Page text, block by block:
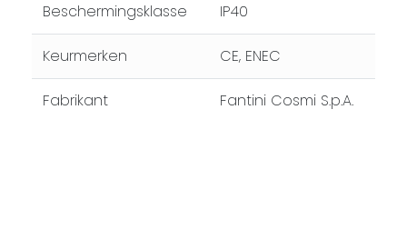
Beschermingsklasse IP40
Keurmerken CE, ENEC
Fabrikant Fantini Cosmi S.p.A.